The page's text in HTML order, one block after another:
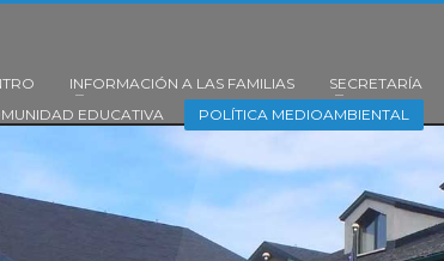
INFORMACIÓN A LAS FAMILIAS SECRETARÍA
EDUCATIVA
POLÍTICA MEDIOAMBIENTAL